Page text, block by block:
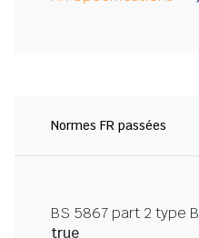
Normes FR passées
BS 5867 part 2 type B
true